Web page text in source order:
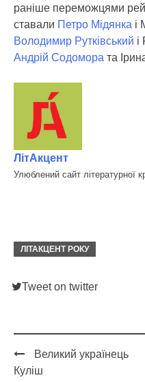
раніше переможцями
ставали Петро Мідянка і
Володимир Рутківський
Андрій Содомора та
ЛітАкцент
Улюблений сайт літературної
ЛІТАКЦЕНТ РОКУ
Tweet on twitter
Post
Великий українець
Куліш